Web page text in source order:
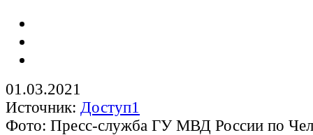
01.03.2021
Источник: Доступ1
Фото: Пресс-служба ГУ МВД России по